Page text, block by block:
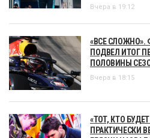
Вчера в 19:12
«ВСЕ СЛОЖНО».
ПОДВЕЛ ИТОГ
ПОЛОВИНЫ
Вчера в 18:15
«ТОТ, КТО
ПРАКТИЧЕСКИ